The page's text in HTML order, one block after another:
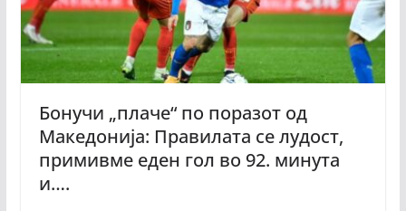
Бонучи „плаче“ по поразот од
Македонија: Правилата се лудост,
примивме еден гол во 92. минута
и….